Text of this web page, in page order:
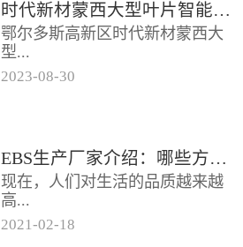
时代新材蒙西大型叶片智能制造基地项目开工
鄂尔多斯高新区时代新材蒙西大
型...
分为...
2023-08-30
EBS生产厂家‍介绍：哪些方法可以验证EBS的润滑效果
现在，人们对生活的品质越来越
高...
2021-02-18